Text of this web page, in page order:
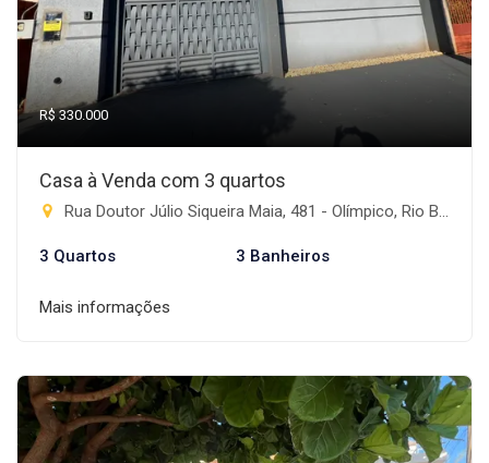
R$ 330.000
Casa à Venda com 3 quartos
Rua Doutor Júlio Siqueira Maia, 481 - Olímpico, Rio Brilhante-MS
3 Quartos 3 Banheiros
Mais informações